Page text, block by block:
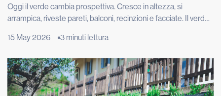
Oggi il verde cambia prospettiva. Cresce in altezza, si
arrampica, riveste pareti, balconi, recinzioni e facciate. Il verde
nuovo, trasformando muri, tetti e spazi verticali in paesaggi da
dall’incontro tra design, architettura e bisogno di […]
15 May 2026 3 minuti lettura